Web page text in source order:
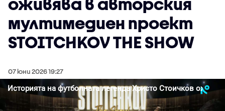
оживява в авторския
мултимедиен проект
STOITCHKOV THE SHOW
07 юни 2026 19:27